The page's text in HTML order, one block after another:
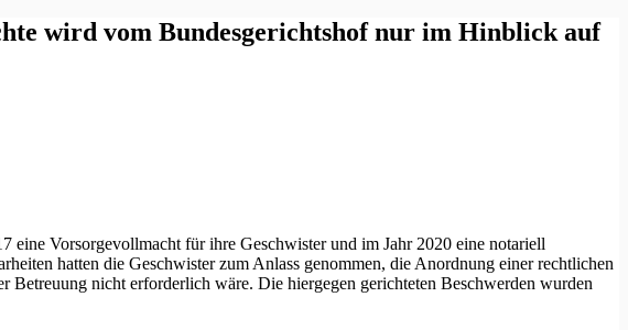
wird vom Bundesgerichtshof nur im Hinblick auf
eine Vorsorgevollmacht für ihre Geschwister und im Jahr 2020 eine notariell
hatten die Geschwister zum Anlass genommen, die Anordnung einer rechtlichen
Betreuung nicht erforderlich wäre. Die hiergegen gerichteten Beschwerden wurden